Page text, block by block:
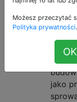
o
jako
Możesz przeczytać
Polityka prywatności.